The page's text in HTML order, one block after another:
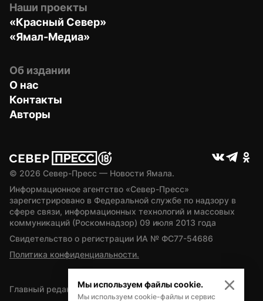
Наши проекты
«Красный Север»
«Ямал-Медиа»
Об издании
О нас
Контакты
Авторы
© 2026 Север-Пресс — Новости Ямала.
Информационное агентство «Север-Пресс»
зарегистрировано в Федеральной службе по надзору в
сфере связи, информационных технологий и массовых
коммуникаций (Роскомнадзор) 09 июля 2013 года
Свидетельство о регистрации ИА № ФС77-54686
Политика конфиденциальности.
Главный редактор — А.Л. Поздеев
Мы используем файлы cookie.
Мы используем cookie-файлы и сервис